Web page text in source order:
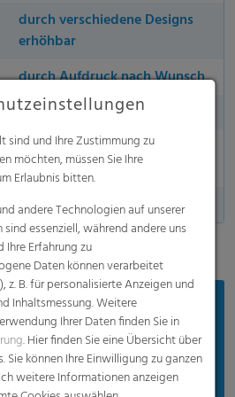
durch verschiedene Designs
erhöhbar
durch Aufdruck nach Wunsch
Ja
Ja
perfekt für den Gebrauch im
sind und Ihre Zustimmung zu
möchten, müssen Sie Ihre
Erlaubnis bitten.
andere Technologien auf unserer
essenziell, während andere uns
Erfahrung zu
Daten können verarbeitet
z. B. für personalisierte Anzeigen und
Inhaltsmessung. Weitere
Ihrer Daten finden Sie in
. Hier finden Sie eine Übersicht über
können Ihre Einwilligung zu ganzen
weitere Informationen anzeigen